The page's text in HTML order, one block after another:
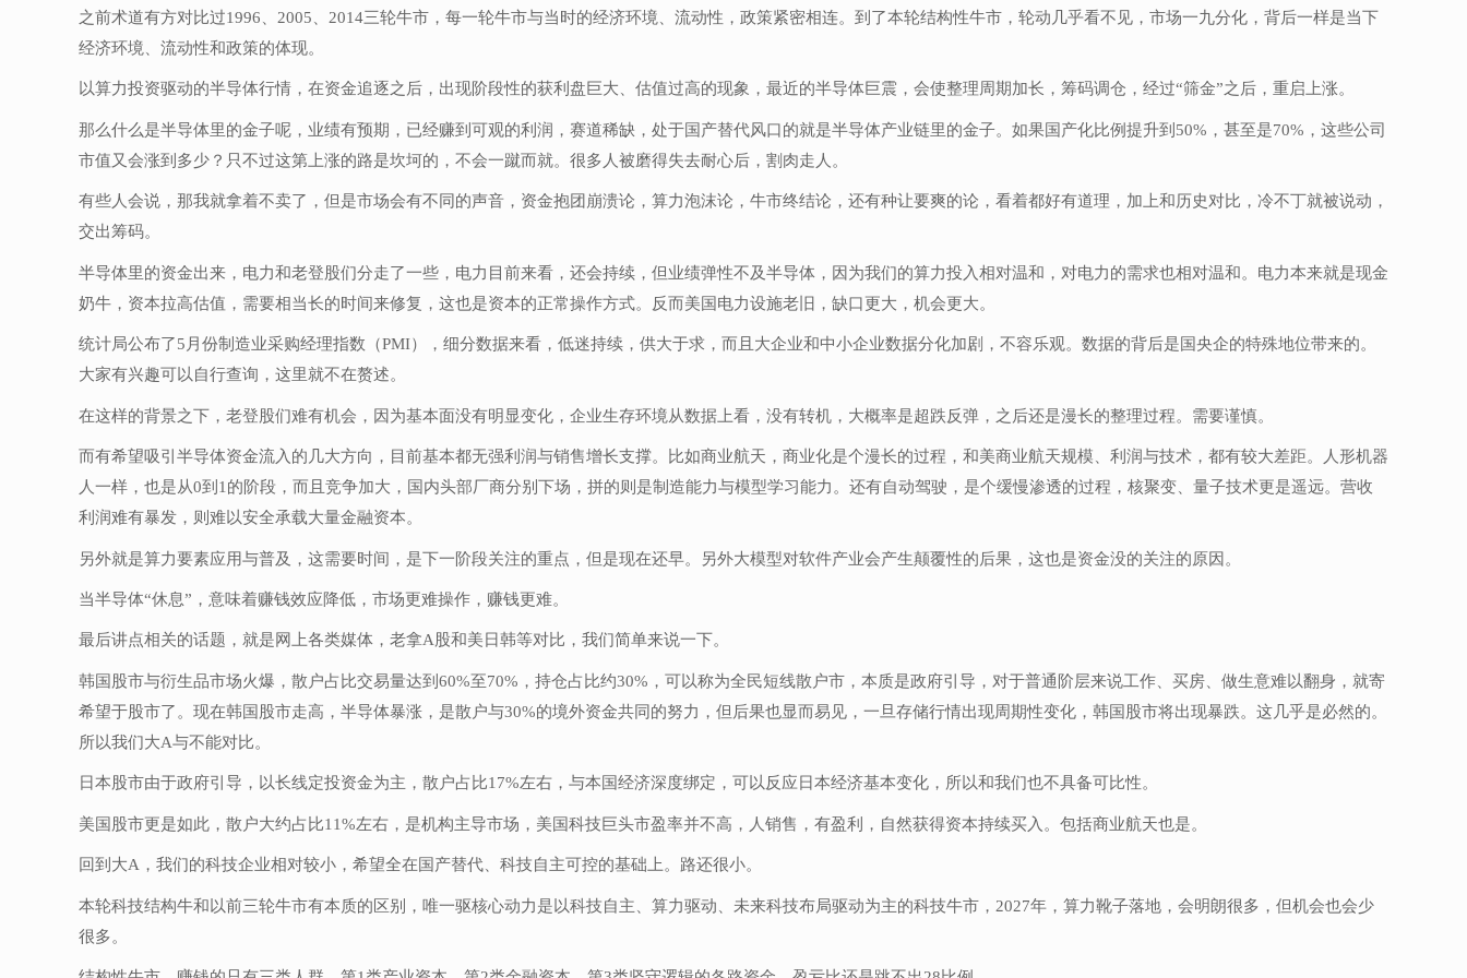
之前术道有方对比过1996、2005、2014三轮牛市，每一轮牛市与当时的经济环境、流动性，政策紧密相连。到了本轮结构性牛市，轮动几乎看不见，市场一九分化，背后一样是当下
经济环境、流动性和政策的体现。
以算力投资驱动的半导体行情，在资金追逐之后，出现阶段性的获利盘巨大、估值过高的现象，最近的半导体巨震，会使整理周期加长，筹码调仓，经过“筛金”之后，重启上涨。
那么什么是半导体里的金子呢，业绩有预期，已经赚到可观的利润，赛道稀缺，处于国产替代风口的就是半导体产业链里的金子。如果国产化比例提升到50%，甚至是70%，这些公司
市值又会涨到多少？只不过这第上涨的路是坎坷的，不会一蹴而就。很多人被磨得失去耐心后，割肉走人。
有些人会说，那我就拿着不卖了，但是市场会有不同的声音，资金抱团崩溃论，算力泡沫论，牛市终结论，还有种让要爽的论，看着都好有道理，加上和历史对比，冷不丁就被说动，
交出筹码。
半导体里的资金出来，电力和老登股们分走了一些，电力目前来看，还会持续，但业绩弹性不及半导体，因为我们的算力投入相对温和，对电力的需求也相对温和。电力本来就是现金
奶牛，资本拉高估值，需要相当长的时间来修复，这也是资本的正常操作方式。反而美国电力设施老旧，缺口更大，机会更大。
统计局公布了5月份制造业采购经理指数（PMI），细分数据来看，低迷持续，供大于求，而且大企业和中小企业数据分化加剧，不容乐观。数据的背后是国央企的特殊地位带来的。
大家有兴趣可以自行查询，这里就不在赘述。
在这样的背景之下，老登股们难有机会，因为基本面没有明显变化，企业生存环境从数据上看，没有转机，大概率是超跌反弹，之后还是漫长的整理过程。需要谨慎。
而有希望吸引半导体资金流入的几大方向，目前基本都无强利润与销售增长支撑。比如商业航天，商业化是个漫长的过程，和美商业航天规模、利润与技术，都有较大差距。人形机器
人一样，也是从0到1的阶段，而且竞争加大，国内头部厂商分别下场，拼的则是制造能力与模型学习能力。还有自动驾驶，是个缓慢渗透的过程，核聚变、量子技术更是遥远。营收
利润难有暴发，则难以安全承载大量金融资本。
另外就是算力要素应用与普及，这需要时间，是下一阶段关注的重点，但是现在还早。另外大模型对软件产业会产生颠覆性的后果，这也是资金没的关注的原因。
当半导体“休息”，意味着赚钱效应降低，市场更难操作，赚钱更难。
最后讲点相关的话题，就是网上各类媒体，老拿A股和美日韩等对比，我们简单来说一下。
韩国股市与衍生品市场火爆，散户占比交易量达到60%至70%，持仓占比约30%，可以称为全民短线散户市，本质是政府引导，对于普通阶层来说工作、买房、做生意难以翻身，就寄
希望于股市了。现在韩国股市走高，半导体暴涨，是散户与30%的境外资金共同的努力，但后果也显而易见，一旦存储行情出现周期性变化，韩国股市将出现暴跌。这几乎是必然的。
所以我们大A与不能对比。
日本股市由于政府引导，以长线定投资金为主，散户占比17%左右，与本国经济深度绑定，可以反应日本经济基本变化，所以和我们也不具备可比性。
美国股市更是如此，散户大约占比11%左右，是机构主导市场，美国科技巨头市盈率并不高，人销售，有盈利，自然获得资本持续买入。包括商业航天也是。
回到大A，我们的科技企业相对较小，希望全在国产替代、科技自主可控的基础上。路还很小。
本轮科技结构牛和以前三轮牛市有本质的区别，唯一驱核心动力是以科技自主、算力驱动、未来科技布局驱动为主的科技牛市，2027年，算力靴子落地，会明朗很多，但机会也会少
很多。